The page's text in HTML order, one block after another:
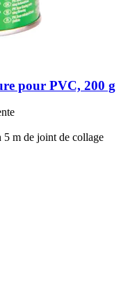
pour PVC, 200 g
m de joint de collage